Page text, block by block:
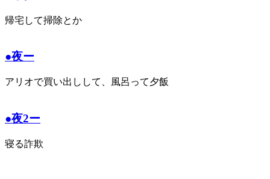
帰宅して掃除とか
●夜ー
アリオで買い出しして、風呂って夕飯
●夜2ー
寝る詐欺